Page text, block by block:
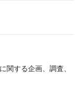
関する企画、調査、